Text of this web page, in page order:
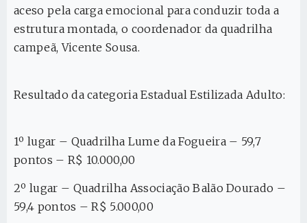
aceso pela carga emocional para conduzir toda a
estrutura montada, o coordenador da quadrilha
campeã, Vicente Sousa.
Resultado da categoria Estadual Estilizada Adulto:
1º lugar – Quadrilha Lume da Fogueira – 59,7
pontos – R$ 10.000,00
2º lugar – Quadrilha Associação Balão Dourado –
59,4 pontos – R$ 5.000,00